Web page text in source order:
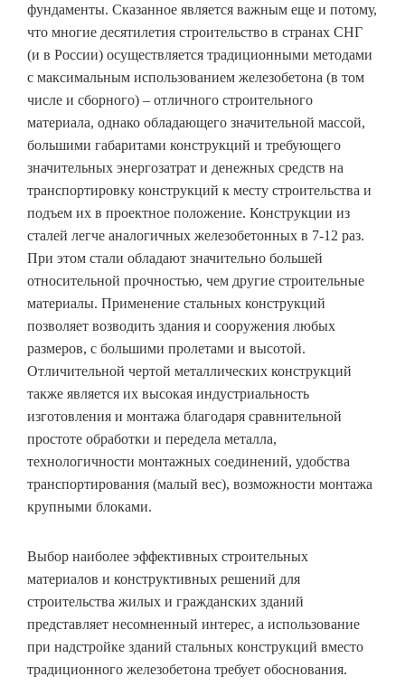
фундаменты. Сказанное является важным еще и потому,
что многие десятилетия строительство в странах СНГ
(и в России) осуществляется традиционными методами
с максимальным использованием железобетона (в том
числе и сборного) – отличного строительного
материала, однако обладающего значительной массой,
большими габаритами конструкций и требующего
значительных энергозатрат и денежных средств на
транспортировку конструкций к месту строительства и
подъем их в проектное положение. Конструкции из
сталей легче аналогичных железобетонных в 7-12 раз.
При этом стали обладают значительно большей
относительной прочностью, чем другие строительные
материалы. Применение стальных конструкций
позволяет возводить здания и сооружения любых
размеров, с большими пролетами и высотой.
Отличительной чертой металлических конструкций
также является их высокая индустриальность
изготовления и монтажа благодаря сравнительной
простоте обработки и передела металла,
технологичности монтажных соединений, удобства
транспортирования (малый вес), возможности монтажа
крупными блоками.
Выбор наиболее эффективных строительных
материалов и конструктивных решений для
строительства жилых и гражданских зданий
представляет несомненный интерес, а использование
при надстройке зданий стальных конструкций вместо
традиционного железобетона требует обоснования.